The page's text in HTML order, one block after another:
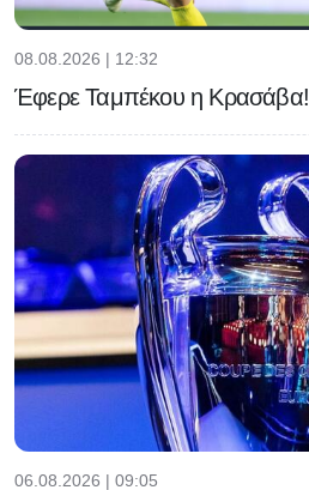
08.08.2026 | 12:32
Έφερε Ταμπέκου η Κρασάβα!
06.08.2026 | 09:05